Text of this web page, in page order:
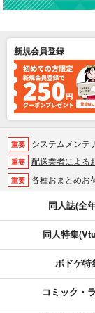
新規会員登録
重要 システムメンテ
重要 配送業者による
重要 各種おまとめお
おまとめサイクル
重要 「とらのあな×駿河屋日本橋
【2025/12/1より】「
個人情報保護方
重要 ポイント付与・
同人誌(全
同人特集
ボドゲ特
コミック・